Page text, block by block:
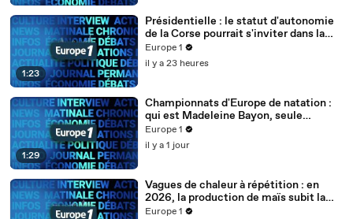
1:23
Présidentielle : le statut d'autonomie
de la Corse pourrait s'inviter dans la
campagne
Europe 1
il y a 23 heures
1:29
Championnats d'Europe de natation :
qui est Madeleine Bayon, seule
représentante française de l'épreuve
de plongeon haut-vol ?
Europe 1
il y a 1 jour
Vagues de chaleur à répétition : en
2026, la production de maïs subit la
pire année du siècle
Europe 1